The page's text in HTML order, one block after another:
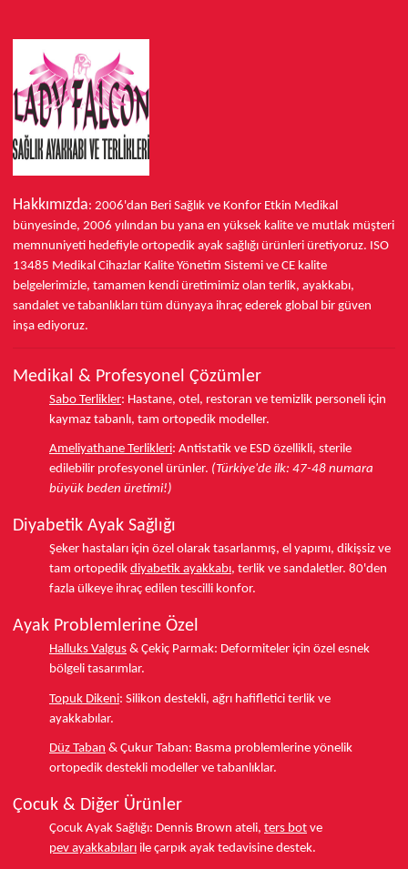
Hakkımızda: 2006'dan Beri Sağlık ve Konfor Etkin Medikal
bünyesinde, 2006 yılından bu yana en yüksek kalite ve mutlak müşteri
memnuniyeti hedefiyle ortopedik ayak sağlığı ürünleri üretiyoruz. ISO
13485 Medikal Cihazlar Kalite Yönetim Sistemi ve CE kalite
belgelerimizle, tamamen kendi üretimimiz olan terlik, ayakkabı,
sandalet ve tabanlıkları tüm dünyaya ihraç ederek global bir güven
inşa ediyoruz.
Medikal & Profesyonel Çözümler
Sabo Terlikler: Hastane, otel, restoran ve temizlik personeli için
kaymaz tabanlı, tam ortopedik modeller.
Ameliyathane Terlikleri: Antistatik ve ESD özellikli, sterile
edilebilir profesyonel ürünler. (Türkiye'de ilk: 47-48 numara
büyük beden üretimi!)
Diyabetik Ayak Sağlığı
Şeker hastaları için özel olarak tasarlanmış, el yapımı, dikişsiz ve
tam ortopedik diyabetik ayakkabı, terlik ve sandaletler. 80'den
fazla ülkeye ihraç edilen tescilli konfor.
Ayak Problemlerine Özel
Halluks Valgus & Çekiç Parmak: Deformiteler için özel esnek
bölgeli tasarımlar.
Topuk Dikeni: Silikon destekli, ağrı hafifletici terlik ve
ayakkabılar.
Düz Taban & Çukur Taban: Basma problemlerine yönelik
ortopedik destekli modeller ve tabanlıklar.
Çocuk & Diğer Ürünler
Çocuk Ayak Sağlığı: Dennis Brown ateli, ters bot ve
pev ayakkabıları ile çarpık ayak tedavisine destek.